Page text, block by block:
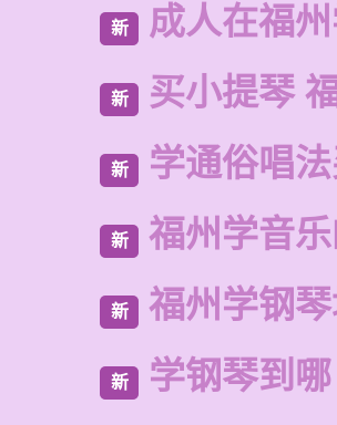
新 成人在福
新 买小提琴
新 学通俗唱
新 福州学音
新 福州学钢
新 学钢琴到哪